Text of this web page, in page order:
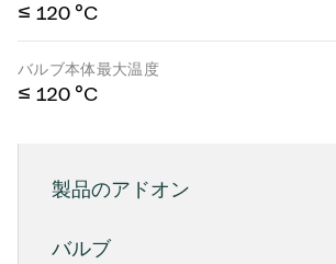
≤ 120 °C
バルブ本体最大温度
≤ 120 °C
製品のアドオン
バルブ